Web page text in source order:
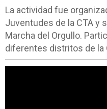
La actividad fue
Juventudes de la CTA y
Marcha del Orgullo.
diferentes distritos de la